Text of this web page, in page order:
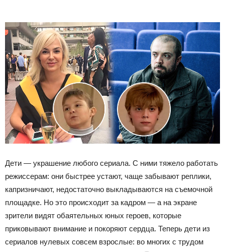
Дети — украшение любого сериала. С ними тяжело работать
режиссерам: они быстрее устают, чаще забывают реплики,
капризничают, недостаточно выкладываются на съемочной
площадке. Но это происходит за кадром — а на экране
зрители видят обаятельных юных героев, которые
приковывают внимание и покоряют сердца. Теперь дети из
сериалов нулевых совсем взрослые: во многих с трудом